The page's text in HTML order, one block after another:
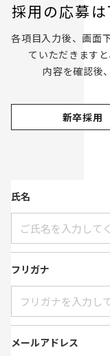
採用の応募は
各項目入力後、画面
ていただきます
内容を確認後
新卒採用
氏名
フリガナ
メールアドレス